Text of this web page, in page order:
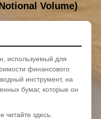
Volume)
используемый для
финансового
инструмент, на
бумаг, которые он
здесь.